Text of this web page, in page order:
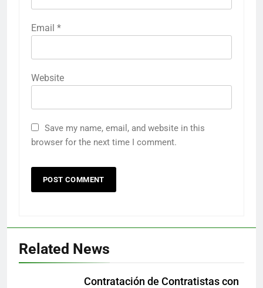
Email *
Website
Save my name, email, and website in this
browser for the next time I comment.
Related News
Contratación de Contratistas con